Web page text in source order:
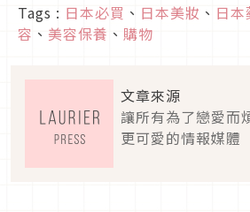
Tags : 日本必買 、 日本美妝 、 日本
容 、 美容保養 、 購物
文章來源
讓所有為了戀愛而
更可愛的情報媒體